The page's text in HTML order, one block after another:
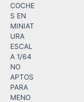
COCHE
S EN
MINIAT
URA
ESCAL
A 1/64
NO
APTOS
PARA
MENO